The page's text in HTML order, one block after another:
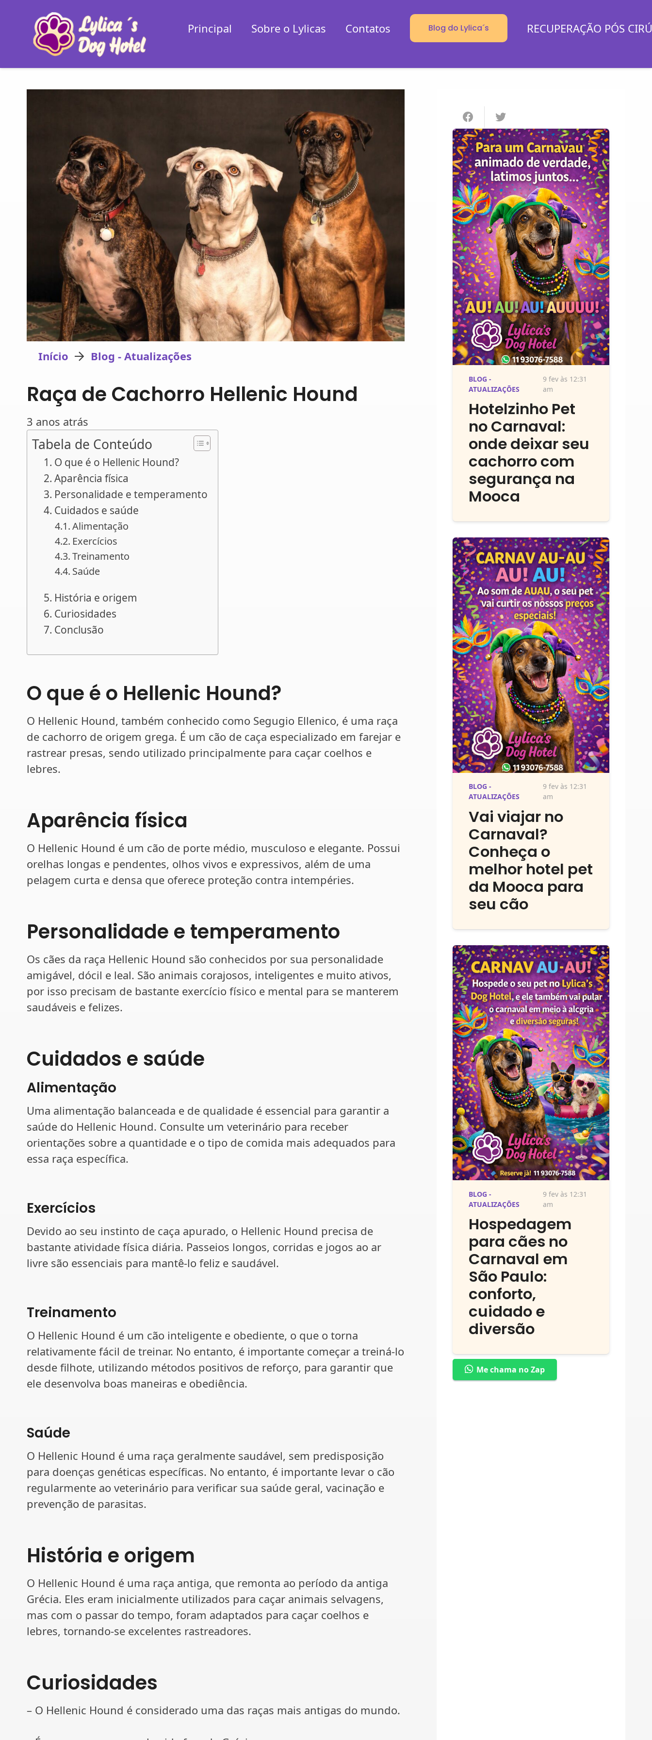
Principal Sobre o Lylicas Contatos Blog do Lylica´s RECUPERAÇÃO PÓS
Início Blog - Atualizações
Raça de Cachorro Hellenic Hound
3 anos atrás
Tabela de Conteúdo
O que é o Hellenic Hound?
Aparência física
Personalidade e temperamento
Cuidados e saúde
Alimentação
Exercícios
Treinamento
Saúde
História e origem
Curiosidades
Conclusão
O que é o Hellenic Hound?
O Hellenic Hound, também conhecido como Segugio Ellenico, é uma raça
de cachorro de origem grega. É um cão de caça especializado em farejar e
rastrear presas, sendo utilizado principalmente para caçar coelhos e
lebres.
Aparência física
O Hellenic Hound é um cão de porte médio, musculoso e elegante. Possui
orelhas longas e pendentes, olhos vivos e expressivos, além de uma
pelagem curta e densa que oferece proteção contra intempéries.
Personalidade e temperamento
Os cães da raça Hellenic Hound são conhecidos por sua personalidade
amigável, dócil e leal. São animais corajosos, inteligentes e muito ativos,
por isso precisam de bastante exercício físico e mental para se manterem
saudáveis e felizes.
Cuidados e saúde
Alimentação
Uma alimentação balanceada e de qualidade é essencial para garantir a
saúde do Hellenic Hound. Consulte um veterinário para receber
orientações sobre a quantidade e o tipo de comida mais adequados para
essa raça específica.
Exercícios
Devido ao seu instinto de caça apurado, o Hellenic Hound precisa de
bastante atividade física diária. Passeios longos, corridas e jogos ao ar
livre são essenciais para mantê-lo feliz e saudável.
Treinamento
O Hellenic Hound é um cão inteligente e obediente, o que o torna
relativamente fácil de treinar. No entanto, é importante começar a treiná-lo
desde filhote, utilizando métodos positivos de reforço, para garantir que
ele desenvolva boas maneiras e obediência.
Saúde
O Hellenic Hound é uma raça geralmente saudável, sem predisposição
para doenças genéticas específicas. No entanto, é importante levar o cão
regularmente ao veterinário para verificar sua saúde geral, vacinação e
prevenção de parasitas.
História e origem
O Hellenic Hound é uma raça antiga, que remonta ao período da antiga
Grécia. Eles eram inicialmente utilizados para caçar animais selvagens,
mas com o passar do tempo, foram adaptados para caçar coelhos e
lebres, tornando-se excelentes rastreadores.
Curiosidades
– O Hellenic Hound é considerado uma das raças mais antigas do mundo.
BLOG -
ATUALIZAÇÕES
9 fev às 12:31
am
Hotelzinho Pet
no Carnaval:
onde deixar seu
cachorro com
segurança na
Mooca
BLOG -
ATUALIZAÇÕES
9 fev às 12:31
am
Vai viajar no
Carnaval?
Conheça o
melhor hotel pet
da Mooca para
seu cão
BLOG -
ATUALIZAÇÕES
9 fev às 12:31
am
Hospedagem
para cães no
Carnaval em
São Paulo:
conforto,
cuidado e
diversão
Me chama no Zap